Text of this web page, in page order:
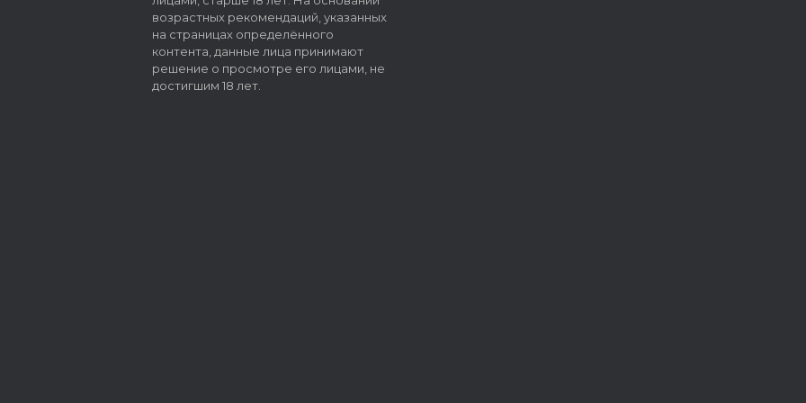
возрастных рекомендаций, указанных
на страницах определённого
контента, данные лица принимают
решение о просмотре его лицами, не
достигшим 18 лет.